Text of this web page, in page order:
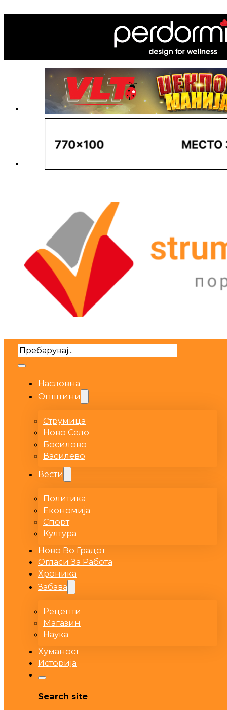
Search
Насловна
Општини
Струмица
Ново Село
Босилово
Василево
Вести
Политика
Економија
Спорт
Култура
Ново Во Градот
Огласи За Работа
Хроника
Забава
Рецепти
Магазин
Наука
Хуманост
Историја
Search site